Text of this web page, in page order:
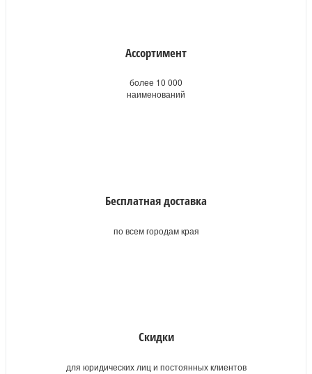
Ассортимент
более 10 000
наименований
Бесплатная доставка
по всем городам края
Скидки
для юридических лиц и постоянных клиентов